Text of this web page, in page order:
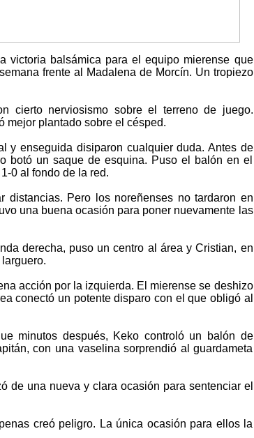
victoria balsámica para el equipo mierense que
frente al Madalena de Morcín. Un tropiezo
cierto nerviosismo sobre el terreno de juego.
mejor plantado sobre el césped.
y enseguida disiparon cualquier duda. Antes de
botó un saque de esquina. Puso el balón en el
0 al fondo de la red.
distancias. Pero los noreñenses no tardaron en
una buena ocasión para poner nuevamente las
derecha, puso un centro al área y Cristian, en
acción por la izquierda. El mierense se deshizo
conectó un potente disparo con el que obligó al
minutos después, Keko controló un balón de
con una vaselina sorprendió al guardameta
de una nueva y clara ocasión para sentenciar el
creó peligro. La única ocasión para ellos la